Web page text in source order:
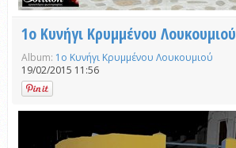
1ο Κυνήγι Κρυμμένου Λουκουμιού
Album: 1ο Κυνήγι Κρυμμένου Λουκουμιού
19/02/2015 11:56